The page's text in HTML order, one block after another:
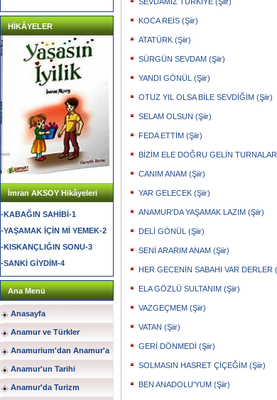
HİKÂYELER
İmran AKSOY Hikâyeleri
-KABAĞIN SAHİBİ-1
-YAŞAMAK İÇİN Mİ YEMEK-2
-KISKANÇLIĞIN SONU-3
-SANKİ GİYDİM-4
Ana Menü
Anasayfa
Anamur ve Türkler
Anamurium'dan Anamur'a
Anamur'un Tarihi
Anamur'da Turizm
KOCA REİS (Şiir)
ATATÜRK (Şiir)
SÜRGÜN SEVDAM (Şiir)
YANDI GÖNÜL (Şiir)
OTUZ YIL OLSA BİLE SEVDİĞİM (Şiir)
SELAM OLSUN (Şiir)
FEDA ETTİM (Şiir)
BİZİM ELE DOĞRU GELİN
CANIM ANAM (Şiir)
YAR GELECEK (Şiir)
ANAMUR'DA YAŞAMAK LAZIM (Şiir)
DELİ GÖNÜL (Şiir)
SENİ ARARIM ANAM (Şiir)
HER GECENİN SABAHI VAR DERLER
ELA GÖZLÜ SULTANIM (Şiir)
VAZGEÇMEM (Şiir)
VATAN (Şiir)
GERİ DÖNMEDİ (Şiir)
SOLMASIN HASRET ÇİÇEĞİM (Şiir)
BEN ANADOLU'YUM (Şiir)